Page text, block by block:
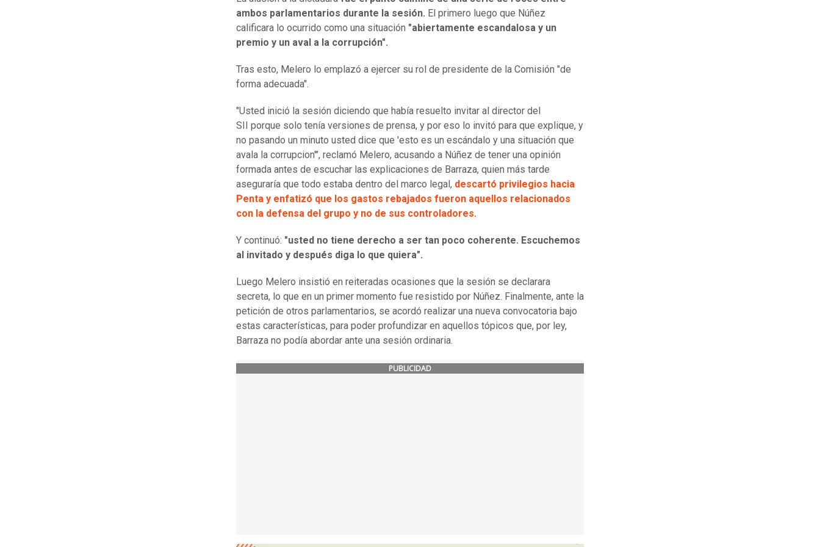
ambos parlamentarios durante la sesión. El primero luego que Núñez
calificara lo ocurrido como una situación "abiertamente escandalosa y un
premio y un aval a la corrupción".
Tras esto, Melero lo emplazó a ejercer su rol de presidente de la Comisión "de
forma adecuada".
"Usted inició la sesión diciendo que había resuelto invitar al director del
SII porque solo tenía versiones de prensa, y por eso lo invitó para que explique, y
no pasando un minuto usted dice que 'esto es un escándalo y una situación que
avala la corrupcion'", reclamó Melero, acusando a Núñez de tener una opinión
formada antes de escuchar las explicaciones de Barraza, quien más tarde
aseguraría que todo estaba dentro del marco legal, descartó privilegios hacia
Penta y enfatizó que los gastos rebajados fueron aquellos relacionados
con la defensa del grupo y no de sus controladores.
Y continuó: "usted no tiene derecho a ser tan poco coherente. Escuchemos
al invitado y después diga lo que quiera".
Luego Melero insistió en reiteradas ocasiones que la sesión se declarara
secreta, lo que en un primer momento fue resistido por Núñez. Finalmente, ante la
petición de otros parlamentarios, se acordó realizar una nueva convocatoria bajo
estas características, para poder profundizar en aquellos tópicos que, por ley,
Barraza no podía abordar ante una sesión ordinaria.
PUBLICIDAD